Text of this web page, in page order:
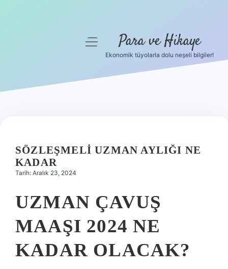
Hakkımızda
menüyü
Para ve Hikaye
Ekonomik tüyolarla dolu neşeli bilgiler!
SÖZLEŞMELI UZMAN AYLIĞI NE
KADAR
Tarih: Aralık 23, 2024
UZMAN ÇAVUŞ
MAAŞI 2024 NE
KADAR OLACAK?